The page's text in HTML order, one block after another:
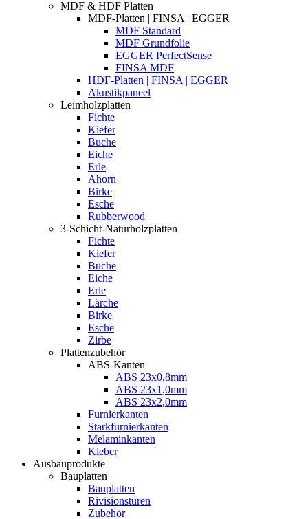
MDF & HDF Platten
MDF-Platten | FINSA | EGGER
MDF Standard
MDF Grundfolie
EGGER PerfectSense
FINSA MDF
HDF-Platten | FINSA | EGGER
Akustikpaneel
Leimholzplatten
Fichte
Kiefer
Buche
Eiche
Erle
Ahorn
Birke
Esche
Rubberwood
3-Schicht-Naturholzplatten
Fichte
Kiefer
Buche
Eiche
Erle
Lärche
Birke
Esche
Zirbe
Plattenzubehör
ABS-Kanten
ABS 23x0,8mm
ABS 23x1,0mm
ABS 23x2,0mm
Furnierkanten
Starkfurnierkanten
Melaminkanten
Kleber
Ausbauprodukte
Bauplatten
Bauplatten
Rivisionstüren
Zubehör